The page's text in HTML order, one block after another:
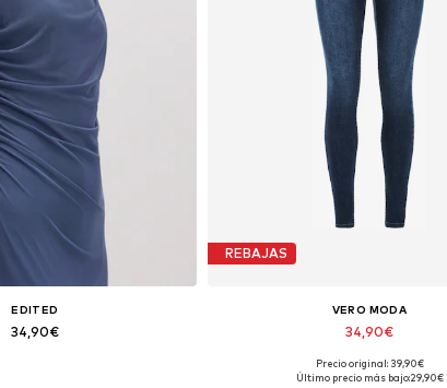
EDITED
34,90€
REBAJAS
VERO MODA
34,90€
Disponible en muchas tallas
Precio original: 39,90€
Último precio más bajo:29,90€